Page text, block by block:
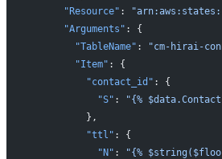
      "Resource"
:
      "Arguments"
: {
        "TableName"
: "cm-hirai-
        "Item"
: {
          "contact_id"
: {
            "S"
:
"{%
          },
          "ttl"
: {
            "N"
:
"{%